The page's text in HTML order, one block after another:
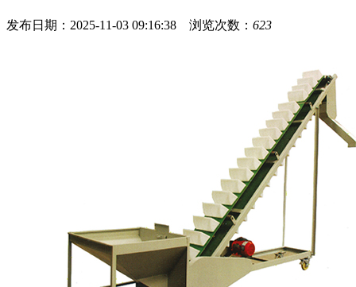
发布日期：2025-11-03 09:16:38 浏览次数： 623